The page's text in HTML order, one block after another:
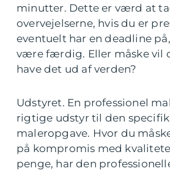
minutter. Dette er værd at
overvejelserne, hvis du er
eventuelt har en deadline
være færdig. Eller måske vil
have det ud af verden?
Udstyret. En professionel
rigtige udstyr til den
maleropgave. Hvor du
på kompromis med
penge, har den